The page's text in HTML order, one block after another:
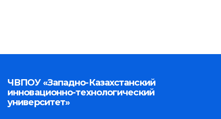
ЧВПОУ «Западно-Казахстанский
инновационно-технологический
университет»